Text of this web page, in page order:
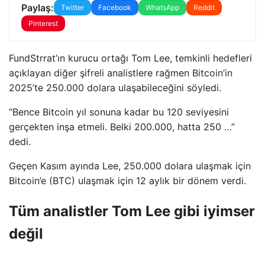
Paylaş: Twitter Facebook WhatsApp
Reddit
Pinterest
FundStrrat’ın kurucu ortağı Tom Lee, temkinli hedefleri
açıklayan diğer şifreli analistlere rağmen Bitcoin’in
2025’te 250.000 dolara ulaşabileceğini söyledi.
“Bence Bitcoin yıl sonuna kadar bu 120 seviyesini
gerçekten inşa etmeli. Belki 200.000, hatta 250 …”
dedi.
Geçen Kasım ayında Lee, 250.000 dolara ulaşmak için
Bitcoin’e (BTC) ulaşmak için 12 aylık bir dönem verdi.
Tüm analistler Tom Lee gibi iyimser
değil